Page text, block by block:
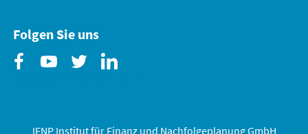
Folgen Sie uns
IFNP Institut für Finanz und Nachfolgeplanung GmbH